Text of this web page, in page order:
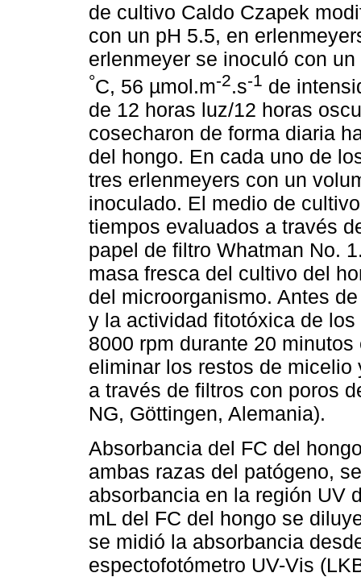
de cultivo Caldo Czapek
con un pH 5.5, en
erlenmeyer se inoculó con
°C, 56 µmol.m-2.s-1 de
de 12 horas luz/12 horas
cosecharon de forma diaria
del hongo. En cada uno de
tres erlenmeyers con un
inoculado. El medio de
tiempos evaluados a través
papel de filtro Whatman No.
masa fresca del cultivo del
del microorganismo. Antes
y la actividad fitotóxica de
8000 rpm durante 20
eliminar los restos de
a través de filtros con poros
NG, Göttingen, Alemania).
Absorbancia del FC del
ambas razas del patógeno,
absorbancia en la región UV
mL del FC del hongo se
se midió la absorbancia
espectofotómetro UV-Vis